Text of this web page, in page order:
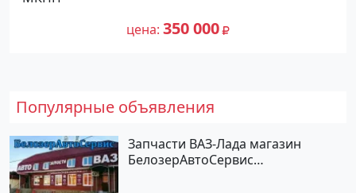
№25239 на сайте Авторынок23
цена 350 000
Популярные объявления
Запчасти ВАЗ-Лада магазин
БелозерАвтоСервис